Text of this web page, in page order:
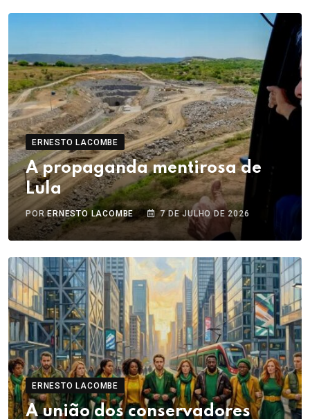
ERNESTO LACOMBE
A propaganda mentirosa de
Lula
PORERNESTO LACOMBE 7 DE JULHO DE 2026
ERNESTO LACOMBE
A união dos conservadores